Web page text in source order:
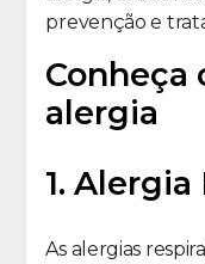
prevenção e
Conheça
alergia
1.
As alergias